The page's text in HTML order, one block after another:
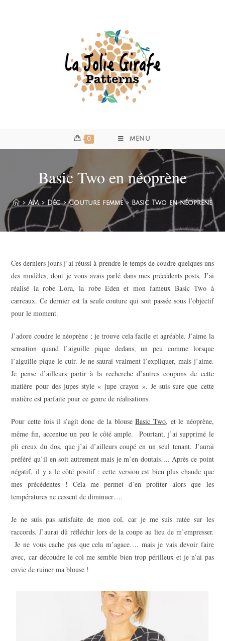
0 MENU
Basic Two en néoprène
> AM > Déc > Couture femme > Basic Two en néoprène
Ces derniers jours j’ai réussi à prendre le temps de coudre quelques uns
des modèles, dont je vous avais parlé dans mes précédents posts. J’ai
réalisé la robe Lora, la robe Eden et mon fameux Basic Two à
carreaux. Ce dernier est la seule couture qui soit passée sous l’objectif
pour le moment.
J’adore coudre le néoprène ; je trouve cela facile et agréable. J’aime la
sensation quand l’aiguille pique dedans, un peu comme lorsque
l’aiguille pique le cuir. Je ne saurai vraiment l’expliquer, mais j’aime.
Je pense d’ailleurs partir à la recherche d’autres coupons de cette
matière pour des jupes style « jupe crayon ». Je suis sure que cette
matière est parfaite pour ce genre de réalisations.
Pour cette fois il s’agit donc de la blouseBasic Two, et le néoprène,
même fin, accentue un peu le côté ample. Pourtant, j’ai supprimé le
pli creux du dos, que j’ai d’ailleurs coupé en un seul tenant. J’aurai
préféré qu’il en soit autrement mais je m’en doutais…. Après ce point
négatif, il y a le côté positif : cette version est bien plus chaude que
mes précédentes ! Cela me permet d’en profiter alors que les
températures ne cessent de diminuer….
Je ne suis pas satisfaite de mon col, car je me suis ratée sur les
raccords. J’aurai dû réfléchir lors de la coupe au lieu de m’empresser.
Je ne vous cache pas que cela m’agace…. mais je vais devoir faire
avec, car découdre le col me semble bien trop périlleux et je n’ai pas
envie de ruiner ma blouse !